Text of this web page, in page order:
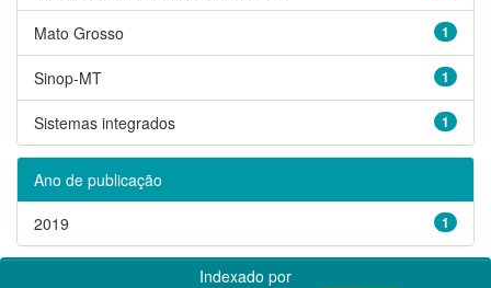
1
Mato Grosso
1
Sinop-MT
1
Sistemas integrados
Ano de publicação
1
2019
Indexado por